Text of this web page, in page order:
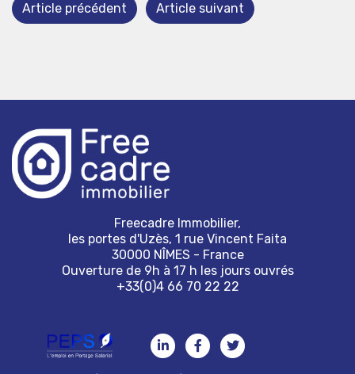
Article précédent Article suivant
Freecadre Immobilier,
les portes d'Uzès, 1 rue Vincent Faita
30000 NÎMES - France
Ouverture de 9h à 17 h les jours ouvrés
+33(0)4 66 70 22 22